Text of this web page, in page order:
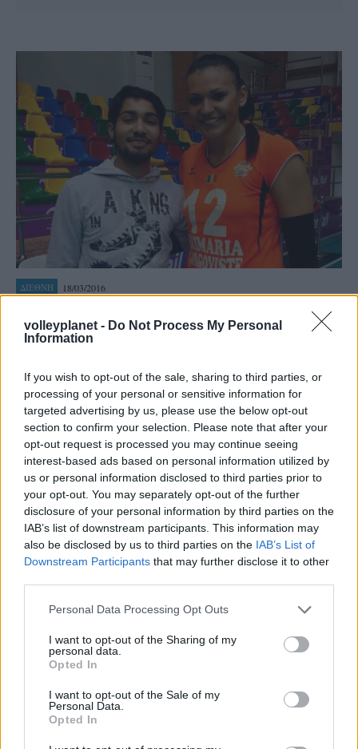
volleyplanet - Do Not Process My Personal
Information
If you wish to opt-out of the sale, sharing to third parties, or
processing of your personal or sensitive information for
targeted advertising by us, please use the below opt-out
section to confirm your selection. Please note that after your
opt-out request is processed you may continue seeing
interest-based ads based on personal information utilized by
us or personal information disclosed to third parties prior to
your opt-out. You may separately opt-out of the further
disclosure of your personal information by third parties on the
IAB’s list of downstream participants. This information may
also be disclosed by us to third parties on the IAB’s List of
Downstream Participants that may further disclose it to other
Please note that this website/app uses one or more Google
not limited to your visit or usage behaviour. You may click to
grant or deny consent to Google and its third-party tags to
use your data for below specified purposes in below Google
consent section.
Personal Data Processing Opt Outs
I want to opt-out of the Sharing of my
personal data.
Opted In
I want to opt-out of the Sale of my
Personal Data.
Opted In
ΔΙΕΘΝΗ 18/03/2016
Κόντρα στις πρώην ερυθρόλευκες άσους του Ολυμπιακού
Ελληνίδα διεθνής άσος της Ταργκοβίστε την πρόκριση στον
τελικό του Κυπέλλου...
ΔΙΕΘΝΗ 01/12/2015
Η καλύτερη φετινή εμφάνιση της Εύας Χανταβα με την
Ταργκοβίστε, δεν στάθηκε αρκετή στην οικοδέσποινα ομάδα